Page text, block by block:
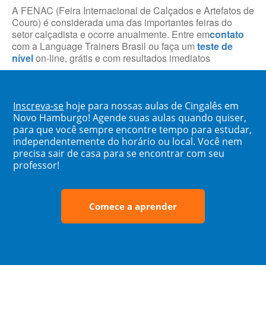
A FENAC (Feira Internacional de Calçados e Artefatos de
Couro) é considerada uma das importantes feiras do
setor calçadista e ocorre anualmente. Entre emcontato
com a Language Trainers Brasil ou faça um teste de
nívelon-line, grátis e com resultados imediatos
Inscreva-se hoje para nossas aulas de Cingalês em
Novo Hamburgo! Agende suas aulas quando quiser,
para que você sempre encontre tempo para estudar,
independentemente do horário ou local. Você nem
precisa sair de casa para se encontrar com seu
professor!
Comece a aprender